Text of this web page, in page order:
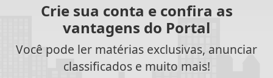
Crie sua conta e confira as
vantagens do Portal
Você pode ler matérias exclusivas, anunciar
classificados e muito mais!